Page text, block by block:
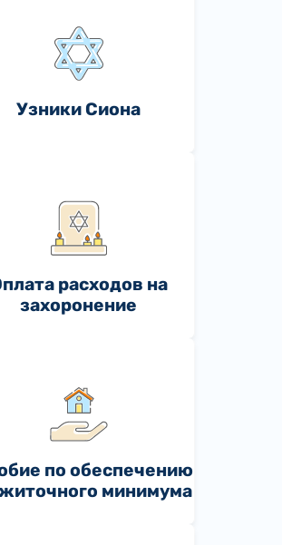
Узники Сиона
расходов на
захоронение
по обеспечению
минимума